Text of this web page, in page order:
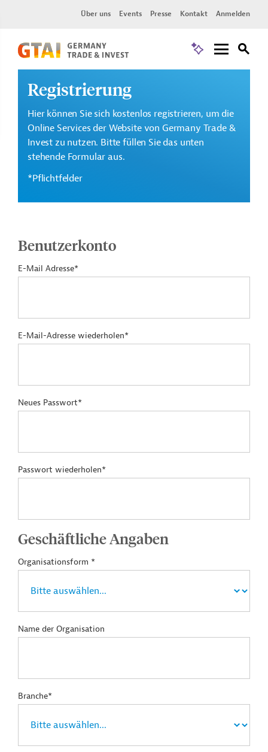
Über uns Events Presse Kontakt Anmelden
Registrierung
Hier können Sie sich kostenlos registrieren, um die
Online Services der Website von Germany Trade &
Invest zu nutzen. Bitte füllen Sie das unten
stehende Formular aus.
*Pflichtfelder
Benutzerkonto
E-Mail Adresse*
E-Mail-Adresse wiederholen*
Neues Passwort*
Passwort wiederholen*
Geschäftliche Angaben
Organisationsform *
Name der Organisation
Branche*